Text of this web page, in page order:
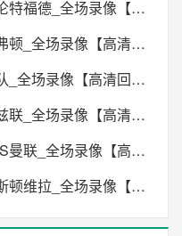
2026年05月17日 水晶宫VS布伦特福德_全场录像【高清回放】
2026年05月17日 桑德兰VS埃弗顿_全场录像【高清回放】
2026年05月17日 富勒姆VS狼队_全场录像【高清回放】
2026年05月17日 布莱顿VS利兹联_全场录像【高清回放】
2026年05月17日 诺丁汉森林VS曼联_全场录像【高清回放】
2026年05月16日 利物浦VS阿斯顿维拉_全场录像【高清回放】